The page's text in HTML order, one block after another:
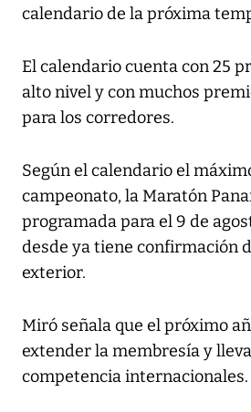
calendario de la próxima
El calendario cuenta con 25
alto nivel y con muchos
para los corredores.
Según el calendario el
campeonato, la Maratón
programada para el 9 de
desde ya tiene confirmación
exterior.
Miró señala que el próximo
extender la membresía y
competencia internacionales.